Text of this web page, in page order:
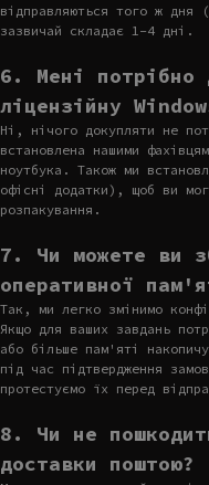
відправляються того ж дня
зазвичай складає 1-4 дні.
6. Мені потрібно
ліцензійну
Ні, нічого докупляти не
встановлена нашими
ноутбука. Також ми
офісні додатки), щоб ви
розпакування.
7. Чи можете ви
оперативної
Так, ми легко змінимо
Якщо для ваших завдань
або більше пам'яті
під час підтвердження
протестуємо їх перед
8. Чи не
доставки поштою?